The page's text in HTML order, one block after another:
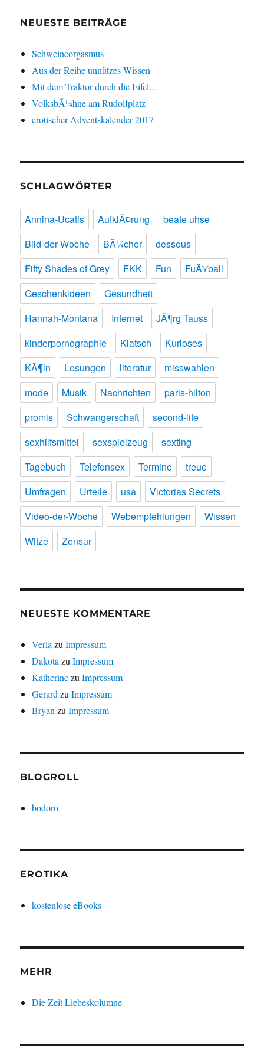
NEUESTE BEITRÄGE
Schweineorgasmus
Aus der Reihe unnützes Wissen
Mit dem Traktor durch die Eifel…
VolksbÃ¼hne am Rudolfplatz
erotischer Adventskalender 2017
SCHLAGWÖRTER
Annina-Ucatis AufklÃ¤rung
beate uhse
Bild-der-Woche
BÃ¼cher
dessous
Fifty Shades of Grey
FKK Fun
FuÃŸball
Geschenkideen
Gesundheit
Hannah-Montana
Internet
JÃ¶rg Tauss
kinderpornographie
Klatsch
Kurioses
KÃ¶ln
Lesungen literatur
misswahlen
mode
Musik Nachrichten
paris-hilton
promis
Schwangerschaft
second-life
sexhilfsmittel
sexspielzeug
sexting
Tagebuch
Telefonsex Termine
treue
Umfragen
Urteile usa
Victorias Secrets
Video-der-Woche
Webempfehlungen
Wissen
Witze
Zensur
NEUESTE KOMMENTARE
Verla zuImpressum
Dakota zuImpressum
KatherinezuImpressum
Gerard zuImpressum
Bryan zuImpressum
BLOGROLL
bodoro
EROTIKA
kostenlose eBooks
MEHR
Die Zeit Liebeskolumne